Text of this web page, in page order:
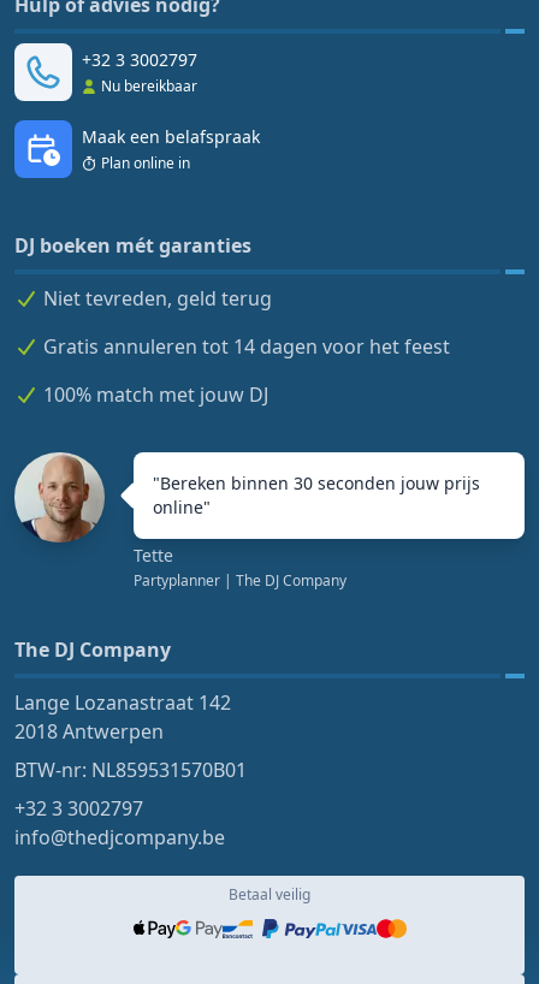
+32 3 3002797
Nu bereikbaar
Maak een belafspraak
Plan online in
DJ boeken mét garanties
Niet tevreden, geld terug
Gratis annuleren tot 14 dagen voor het feest
100% match met jouw DJ
"Bereken binnen 30 seconden jouw prijs
online"
Tette
Partyplanner | The DJ Company
The DJ Company
Lange Lozanastraat 142
2018 Antwerpen
BTW-nr: NL859531570B01
+32 3 3002797
info@thedjcompany.be
Betaal veilig